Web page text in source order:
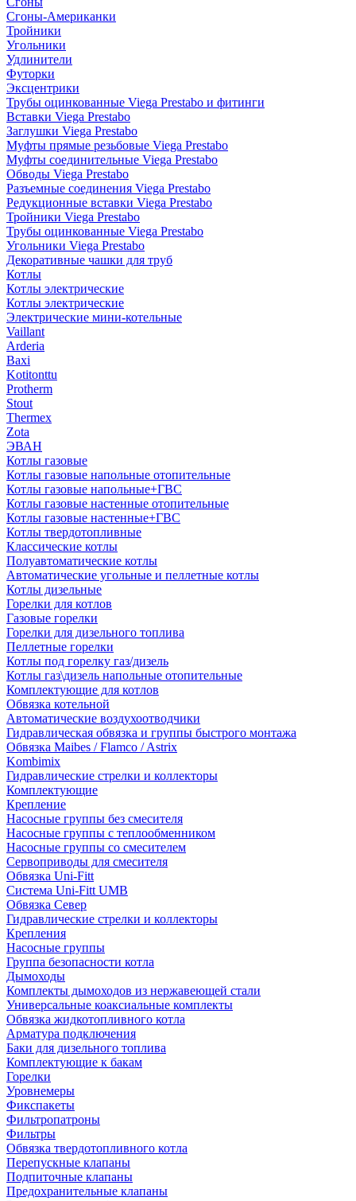
Сгоны-Американки
Тройники
Угольники
Удлинители
Футорки
Эксцентрики
Трубы оцинкованные Viega Prestabo и фитинги
Вставки Viega Prestabo
Заглушки Viega Prestabo
Муфты прямые резьбовые Viega Prestabo
Муфты соединительные Viega Prestabo
Обводы Viega Prestabo
Разъемные соединения Viega Prestabo
Редукционные вставки Viega Prestabo
Тройники Viega Prestabo
Трубы оцинкованные Viega Prestabo
Угольники Viega Prestabo
Декоративные чашки для труб
Котлы
Котлы электрические
Котлы электрические
Электрические мини-котельные
Vaillant
Arderia
Baxi
Kotitonttu
Protherm
Stout
Thermex
Zota
ЭВАН
Котлы газовые
Котлы газовые напольные отопительные
Котлы газовые напольные+ГВС
Котлы газовые настенные отопительные
Котлы газовые настенные+ГВС
Котлы твердотопливные
Классические котлы
Полуавтоматические котлы
Автоматические угольные и пеллетные котлы
Котлы дизельные
Горелки для котлов
Газовые горелки
Горелки для дизельного топлива
Пеллетные горелки
Котлы под горелку газ/дизель
Котлы газ\дизель напольные отопительные
Комплектующие для котлов
Обвязка котельной
Автоматические воздухоотводчики
Гидравлическая обвязка и группы быстрого монтажа
Обвязка Maibes / Flamco / Astrix
Kombimix
Гидравлические стрелки и коллекторы
Комплектующие
Крепление
Насосные группы без смесителя
Насосные группы с теплообменником
Насосные группы со смесителем
Сервоприводы для смесителя
Обвязка Uni-Fitt
Система Uni-Fitt UMB
Обвязка Север
Гидравлические стрелки и коллекторы
Крепления
Насосные группы
Группа безопасности котла
Дымоходы
Комплекты дымоходов из нержавеющей стали
Универсальные коаксиальные комплекты
Обвязка жидкотопливного котла
Арматура подключения
Баки для дизельного топлива
Комплектующие к бакам
Горелки
Уровнемеры
Фикспакеты
Фильтропатроны
Фильтры
Обвязка твердотопливного котла
Перепускные клапаны
Подпиточные клапаны
Предохранительные клапаны